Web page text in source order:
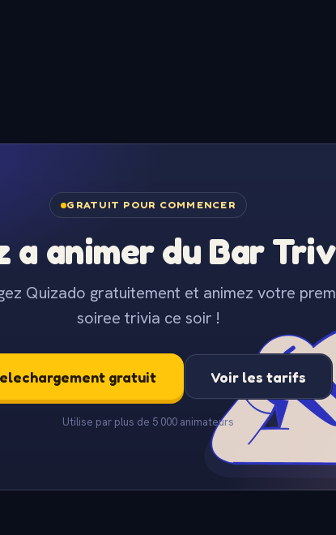
GRATUIT POUR COMMENCER
a animer du Bar
Quizado gratuitement et animez votre
soiree trivia ce soir !
gratuit Voir les tarifs
Utilise par plus de 5 000 animateurs